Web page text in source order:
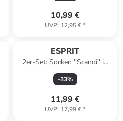
10,99 €
UVP: 12,95 €*
ESPRIT
2er-Set: Socken ''Scandi'' in
Beige/ Rot
-33%
11,99 €
UVP: 17,99 €*